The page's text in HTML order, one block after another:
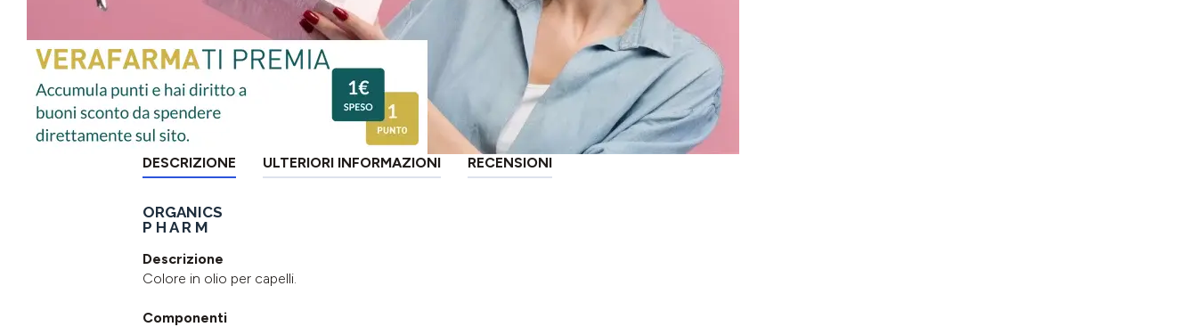
DESCRIZIONE ULTERIORI INFORMAZIONI RECENSIONI
ORGANICS
P H A R M
Descrizione
Colore in olio per capelli.
Componenti